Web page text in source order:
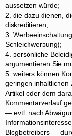
aussetzen würde;
2. die dazu dienen,
diskreditieren;
3.
Schleichwerbung);
4. persönliche
argumentieren Sie
5. weiters können
geringen inhaltlichen
Artikel oder dem
Kommentarverlauf
— evtl. nach
Blogbetreibers —